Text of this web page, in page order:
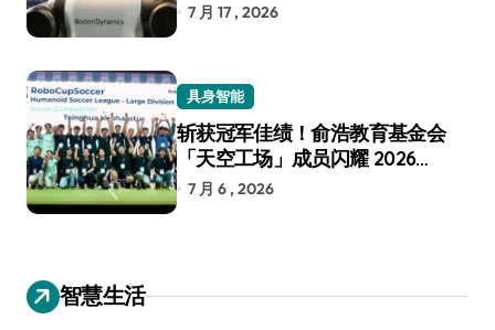
7 月 17 , 2026
具身智能
斩获冠军佳绩！俞浩教育基金会
「天空工场」成员闪耀 2026
RoboCup 机器人世界杯
7 月 6 , 2026
智慧生活